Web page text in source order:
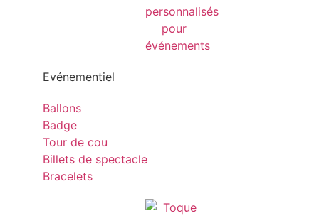
Evénementiel
Ballons
Badge
Tour de cou
Billets de spectacle
Bracelets